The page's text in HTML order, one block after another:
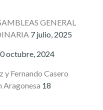
GENERAL
7 julio, 2025
octubre, 2024
y Fernando Casero
Aragonesa 18